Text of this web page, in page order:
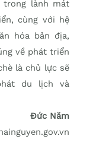
lành mát
cùng với hệ
hóa bản địa,
về phát triển
là chủ lực sẽ
du lịch và
Đức Năm